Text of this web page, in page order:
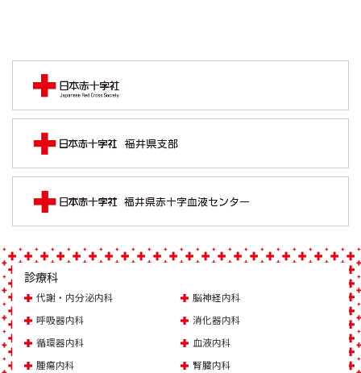
診療科
代謝・内分泌内科
脳神経内科
呼吸器内科
消化器内科
循環器内科
血液内科
腫瘍内科
腎臓内科